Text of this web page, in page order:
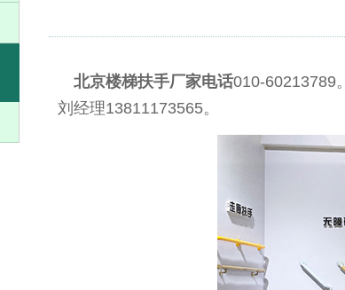
北京楼梯扶手厂家电话010-60213789
刘经理13811173565。